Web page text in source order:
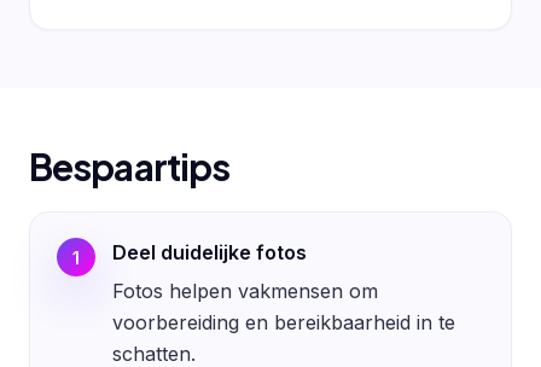
Bespaartips
1
Deel duidelijke fotos
Fotos helpen vakmensen om
voorbereiding en bereikbaarheid in te
schatten.